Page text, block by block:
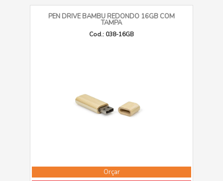
PEN DRIVE BAMBU REDONDO 16GB COM
TAMPA
Cod.: 038-16GB
Orçar